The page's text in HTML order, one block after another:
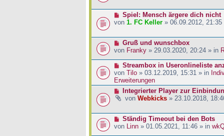
a
g
i
r
g
e
B
i
r
a
g
N
e
e
B
e
t
r
a
g
Spiel: Mensch ärgere dich nicht
von 1. FC Keller » 06.09.2012, 21:35
N
e
e
r
B
e
t
a
g
Gruß und wunschbox
von Franky » 29.03.2020, 20:24 » in
N
e
u
e
B
t
Streambox in Useronlineliste
von Tilo » 03.12.2019, 15:31 » in
Erweiterungen
N
e
e
B
Integrierter Player zur
von Webkicks » 23.10.2018,
N
e
Ständig Timeout bei den Bots
von Linn » 01.05.2021, 11:46 » in